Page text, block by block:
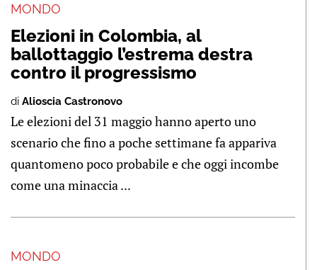
MONDO
Elezioni in Colombia, al
ballottaggio l’estrema destra
contro il progressismo
di Alioscia Castronovo
Le elezioni del 31 maggio hanno aperto uno
scenario che fino a poche settimane fa appariva
quantomeno poco probabile e che oggi incombe
come una minaccia ...
MONDO